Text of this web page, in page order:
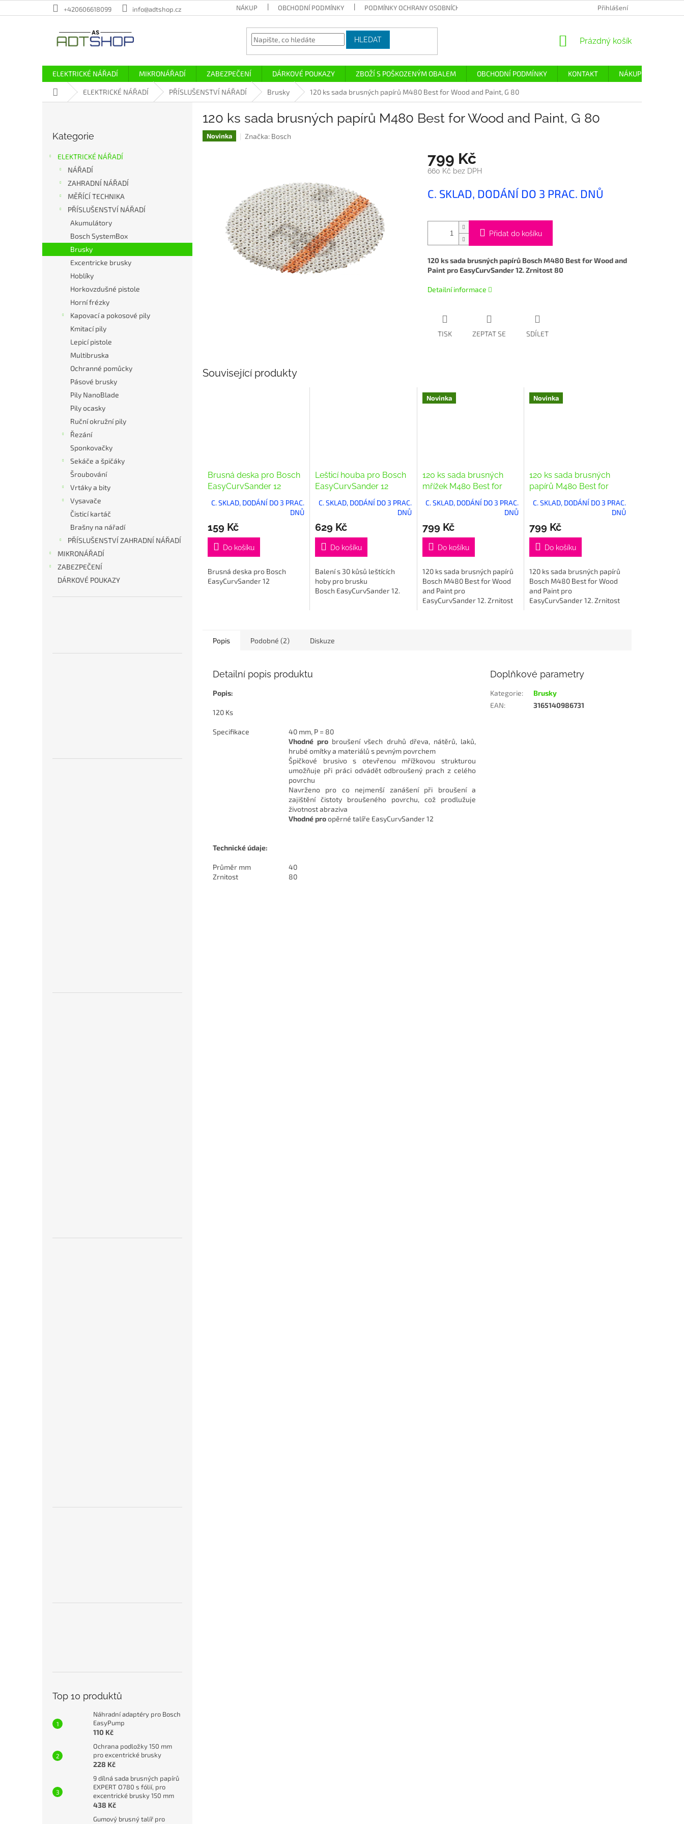
na
+420606618099 info@adtshop.cz NÁKUP OBCHODNÍ PODMÍNKY PODMÍNKY OCHRANY OSOBNÍCH ÚDAJŮ Přihlášení
HLEDAT
NÁKUPNÍ
Prázdný košík
ELEKTRICKÉ NÁŘADÍ MIKRONÁŘADÍ ZABEZPEČENÍ DÁRKOVÉ POUKAZY ZBOŽÍ S POŠKOZENÝM OBALEM OBCHODNÍ PODMÍNKY KONTAKT NÁKUP
Domů ELEKTRICKÉ NÁŘADÍ PŘÍSLUŠENSTVÍ NÁŘADÍ Brusky 120 ks sada brusných papírů M480 Best for Wood and Paint, G 80
e
l
kategorie
Kategorie
ELEKTRICKÉ NÁŘADÍ
NÁŘADÍ
ZAHRADNÍ NÁŘADÍ
MĚŘÍCÍ TECHNIKA
PŘÍSLUŠENSTVÍ NÁŘADÍ
Akumulátory
Bosch SystemBox
Brusky
Excentricke brusky
Hoblíky
Horkovzdušné pistole
Horní frézky
Kapovací a pokosové pily
Kmitací pily
Lepicí pistole
Multibruska
Ochranné pomůcky
Pásové brusky
Pily NanoBlade
Pily ocasky
Ruční okružní pily
Řezání
Sponkovačky
Sekáče a špičáky
Šroubování
Vrtáky a bity
Vysavače
Čisticí kartáč
Brašny na nářadí
PŘÍSLUŠENSTVÍ ZAHRADNÍ NÁŘADÍ
MIKRONÁŘADÍ
ZABEZPEČENÍ
DÁRKOVÉ POUKAZY
Top 10 produktů
Náhradní adaptéry pro Bosch
EasyPump
110 Kč
Ochrana podložky 150 mm
pro excentrické brusky
228 Kč
9 dílná sada brusných papírů
EXPERT O780 s fólií, pro
excentrické brusky 150 mm
438 Kč
Gumový brusný talíř pro
120 ks sada brusných papírů M480 Best for Wood and Paint, G 80
Novinka Značka: Bosch
799 Kč
660 Kč bez DPH
cena:
C. SKLAD, DODÁNÍ DO 3 PRAC. DNŮ
Přidat do košíku
120 ks sada brusných papírů Bosch M480 Best for Wood and
Paint pro EasyCurvSander 12. Zrnitost 80
Detailní informace
TISK ZEPTAT SE SDÍLET
Související produkty
Brusná deska pro Bosch
EasyCurvSander 12
C. SKLAD, DODÁNÍ DO 3 PRAC.
DNŮ
159 Kč
Do košíku
Brusná deska pro Bosch
EasyCurvSander 12
Lešticí houba pro Bosch
EasyCurvSander 12
C. SKLAD, DODÁNÍ DO 3 PRAC.
DNŮ
629 Kč
Do košíku
Balení s 30 kůsů leštících
hoby pro brusku
Bosch EasyCurvSander 12.
Novinka
120 ks sada brusných
mřížek M480 Best for
Wood and Paint, G 320
C. SKLAD, DODÁNÍ DO 3 PRAC.
DNŮ
799 Kč
Do košíku
120 ks sada brusných papírů
Bosch M480 Best for Wood
and Paint pro
EasyCurvSander 12. Zrnitost
Novinka
120 ks sada brusných
papírů M480 Best for
Wood and Paint, G 180
C. SKLAD, DODÁNÍ DO 3 PRAC.
DNŮ
799 Kč
Do košíku
120 ks sada brusných papírů
Bosch M480 Best for Wood
and Paint pro
EasyCurvSander 12. Zrnitost
Popis Podobné (2) Diskuze
Detailní popis produktu
Popis:
120 Ks
Specifikace
40 mm, P = 80
Vhodné pro broušení všech druhů dřeva, nátěrů, laků,
hrubé omítky a materiálů s pevným povrchem
Špičkové brusivo s otevřenou mřížkovou strukturou
umožňuje při práci odvádět odbroušený prach z celého
povrchu
Navrženo pro co nejmenší zanášení při broušení a
zajištění čistoty broušeného povrchu, což prodlužuje
životnost abraziva
Vhodné proopěrné talíře EasyCurvSander 12
Technické údaje:
Průměr mm
40
Zrnitost
80
Doplňkové parametry
Kategorie:
Brusky
EAN: 3165140986731